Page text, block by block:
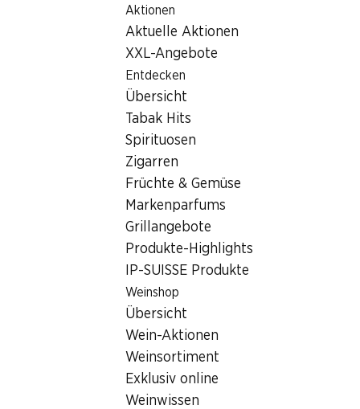
Aktionen
Aktuelle Aktionen
XXL-Angebote
Entdecken
Übersicht
Tabak Hits
Spirituosen
Zigarren
Früchte & Gemüse
Markenparfums
Grillangebote
Produkte-Highlights
IP-SUISSE Produkte
Weinshop
Übersicht
Wein-Aktionen
Weinsortiment
Exklusiv online
Weinwissen
Filialsuche
Denner Filiale Fürstenlandstrasse 157, 9014 St. Gallen
9014 St. Gallen
Fürstenlandstrasse 157, 9014 St. Gallen
Zur Wegbeschreibung
Öffnungszeiten